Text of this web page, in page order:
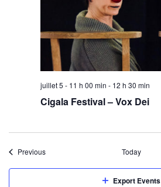
juillet 5 - 11 h 00 min - 12 h 30 min
Cigala Festival – Vox Dei
PreviousEvents Today
Export Events